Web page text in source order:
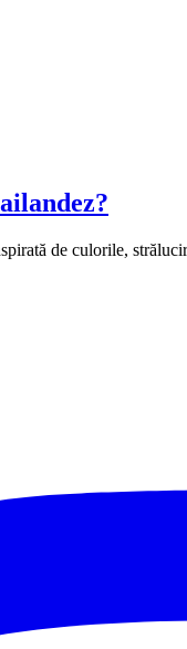
de culorile,